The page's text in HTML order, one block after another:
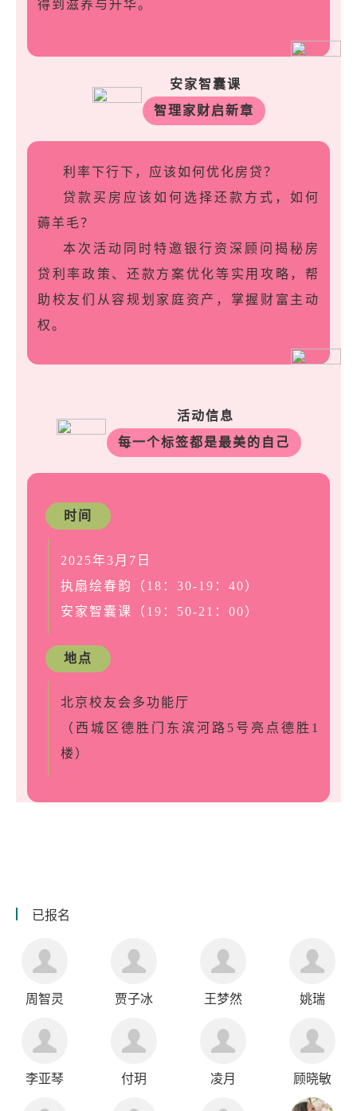
得到滋养与升华。
安家智囊课
智理家财启新章
利率下行下，应该如何优化房贷？
贷款买房应该如何选择还款方式，如何
薅羊毛？
本次活动同时特邀银行资深顾问揭秘房
贷利率政策、还款方案优化等实用攻略，帮
助校友们从容规划家庭资产，掌握财富主动
权。
活动信息
每一个标签都是最美的自己
时间
2025年3月7日
执扇绘春韵（18：30-19：40）
安家智囊课（19：50-21：00）
地点
北京校友会多功能厅
（西城区德胜门东滨河路5号亮点德胜1
楼）
已报名
周智灵 贾子冰 王梦然 姚瑞
李亚琴 付玥 凌月 顾晓敏